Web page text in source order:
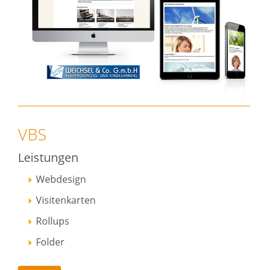
VBS
Leistungen
Webdesign
Visitenkarten
Rollups
Folder